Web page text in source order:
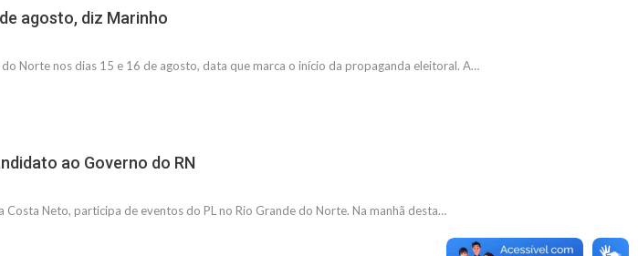
agosto, diz Marinho
Norte nos dias 15 e 16 de agosto, data que marca o início da propaganda eleitoral. A…
ao Governo do RN
Neto, participa de eventos do PL no Rio Grande do Norte. Na manhã desta…